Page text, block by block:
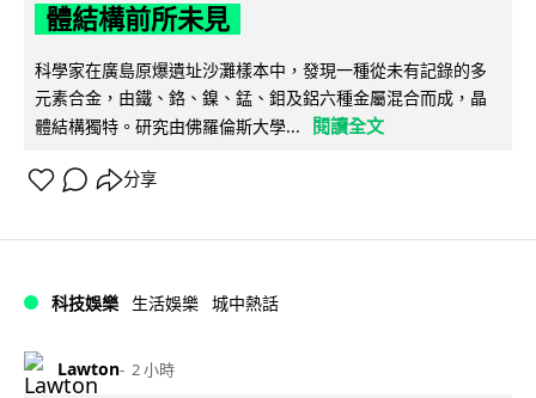
體結構前所未見
科學家在廣島原爆遺址沙灘樣本中，發現一種從未有記錄的多
元素合金，由鐵、鉻、鎳、錳、鉬及鋁六種金屬混合而成，晶
體結構獨特。研究由佛羅倫斯大學...
閱讀全文
分享
科技娛樂 生活娛樂 城中熱話
Lawton 2 小時